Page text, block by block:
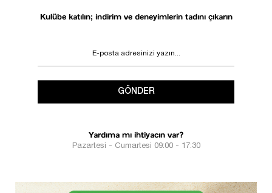
Kulübe katılın; indirim ve deneyimlerin tadını çıkarın
GÖNDER
Yardıma mı ihtiyacın var?
Pazartesi - Cumartesi 09:00 - 17:30